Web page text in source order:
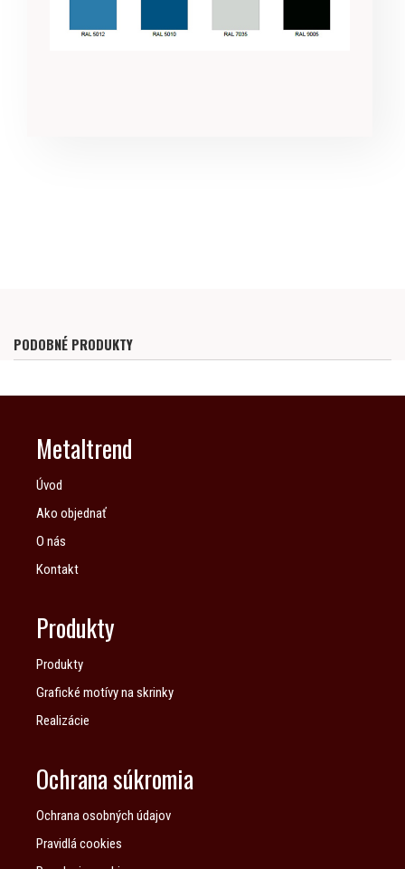
PODOBNÉ PRODUKTY
Metaltrend
Úvod
Ako objednať
O nás
Kontakt
Produkty
Produkty
Grafické motívy na skrinky
Realizácie
Ochrana súkromia
Ochrana osobných údajov
Pravidlá cookies